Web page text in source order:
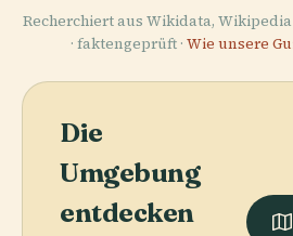
Recherchiert aus Wikidata,
· faktengeprüft · Wie unsere
Die
Umgebung
entdecken